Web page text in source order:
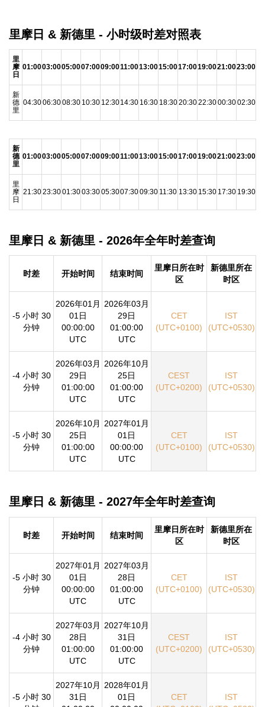
里摩日 & 新德里 - 小时级时差对照表
里
摩
日
01:0003:0005:0007:0009:0011:0013:0015:0017:0019:0021:0023:00
新
德
里
04:3006:3008:30 10:30 12:3014:30 16:30 18:3020:3022:3000:3002:30
新
德
里
01:0003:0005:0007:0009:0011:0013:0015:0017:0019:0021:0023:00
里
摩
日
21:3023:3001:3003:3005:3007:3009:30 11:30 13:30 15:30 17:30 19:30
里摩日 & 新德里 - 2026年全年时差查询
时差 开始时间 结束时间
里摩日所在时
区
新德里所在
时区
-5 小时 30
分钟
2026年01月
01日
00:00:00
UTC
2026年03月
29日
01:00:00
UTC
CET
(UTC+0100)
IST
(UTC+0530)
-4 小时 30
分钟
2026年03月
29日
01:00:00
UTC
2026年10月
25日
01:00:00
UTC
CEST
(UTC+0200)
IST
(UTC+0530)
-5 小时 30
分钟
2026年10月
25日
01:00:00
UTC
2027年01月
01日
00:00:00
UTC
CET
(UTC+0100)
IST
(UTC+0530)
里摩日 & 新德里 - 2027年全年时差查询
时差 开始时间 结束时间
里摩日所在时
区
新德里所在
时区
-5 小时 30
分钟
2027年01月
01日
00:00:00
UTC
2027年03月
28日
01:00:00
UTC
CET
(UTC+0100)
IST
(UTC+0530)
-4 小时 30
分钟
2027年03月
28日
01:00:00
UTC
2027年10月
31日
01:00:00
UTC
CEST
(UTC+0200)
IST
(UTC+0530)
-5 小时 30
2027年10月
31日
2028年01月
01日
CET
IST